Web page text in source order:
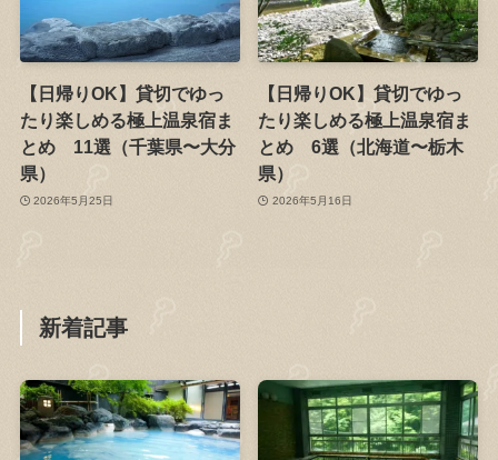
【日帰りOK】貸切でゆっ
たり楽しめる極上温泉宿ま
とめ 11選（千葉県〜大分
県）
2026年5月25日
【日帰りOK】貸切でゆっ
たり楽しめる極上温泉宿ま
とめ 6選（北海道〜栃木
県）
2026年5月16日
新着記事